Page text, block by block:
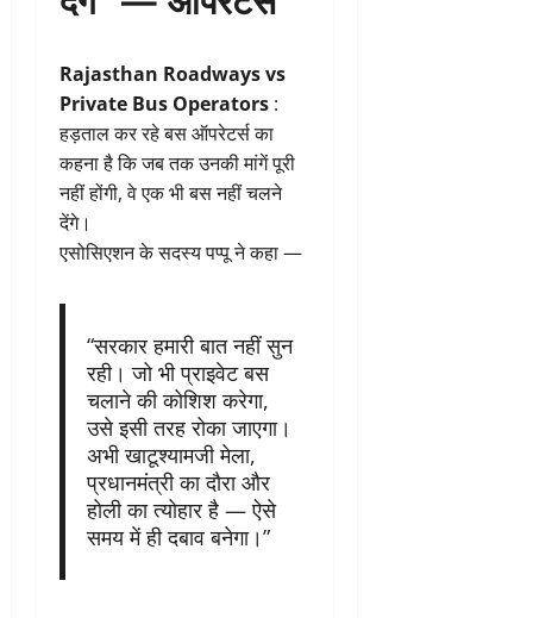
Rajasthan Roadways vs
Private Bus Operators :
हड़ताल कर रहे बस ऑपरेटर्स का
कहना है कि जब तक उनकी मांगें पूरी
नहीं होंगी, वे एक भी बस नहीं चलने
देंगे।
एसोसिएशन के सदस्य पप्पू ने कहा —
“सरकार हमारी बात नहीं सुन
रही। जो भी प्राइवेट बस
चलाने की कोशिश करेगा,
उसे इसी तरह रोका जाएगा।
अभी खाटूश्यामजी मेला,
प्रधानमंत्री का दौरा और
होली का त्योहार है — ऐसे
समय में ही दबाव बनेगा।”